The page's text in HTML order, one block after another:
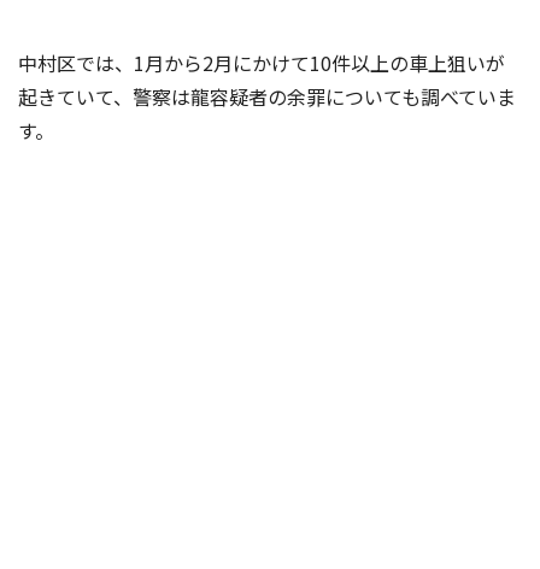
中村区では、1月から2月にかけて10件以上の車上狙いが
起きていて、警察は龍容疑者の余罪についても調べていま
す。